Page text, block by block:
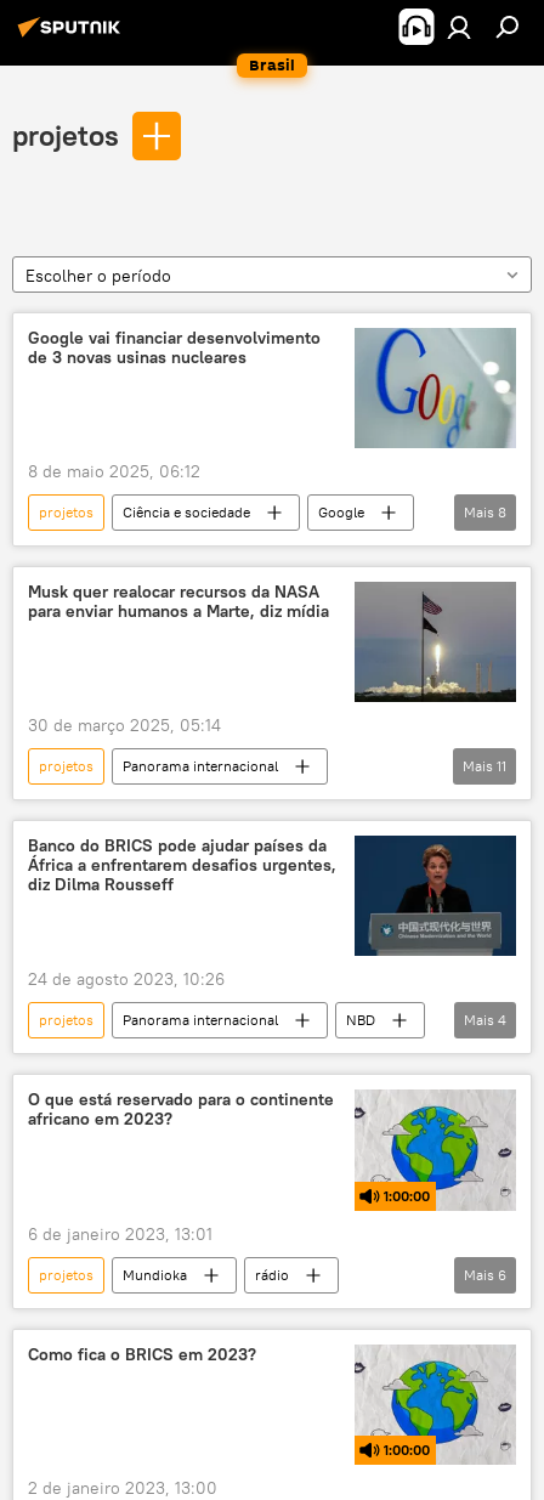
Brasil
projetos
Escolher o período
Google vai financiar desenvolvimento
de 3 novas usinas nucleares
8 de maio 2025, 06:12
projetos Ciência e sociedade
Google
energia
energia nuclear
financiamento
Américas
CNBC
reator nuclear
inteligência artificial
Mais 8
Musk quer realocar recursos da NASA
para enviar humanos a Marte, diz mídia
30 de março 2025, 05:14
projetos
Panorama internacional
Elon Musk
Donald Trump
Kirill Dmitriev
Rússia
Estados Unidos
SpaceX
exploração do espaço
Mais 11
Banco do BRICS pode ajudar países da
África a enfrentarem desafios urgentes,
diz Dilma Rousseff
24 de agosto 2023, 10:26
projetos Panorama internacional
NBD
Dilma Rousseff
BRICS
África
Economia
Mais 4
O que está reservado para o continente
africano em 2023?
1:00:00
6 de janeiro 2023, 13:01
projetos Mundioka
rádio
podcast
África
geopolítica
cooperação
potência
internacional
Mais 6
Como fica o BRICS em 2023?
1:00:00
2 de janeiro 2023, 13:00